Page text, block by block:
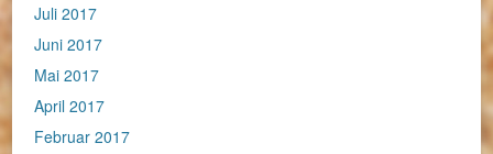
Juli 2017
Juni 2017
Mai 2017
April 2017
Februar 2017